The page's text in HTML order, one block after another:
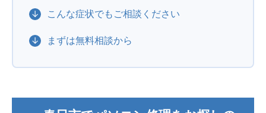
こんな症状でもご相談ください
まずは無料相談から